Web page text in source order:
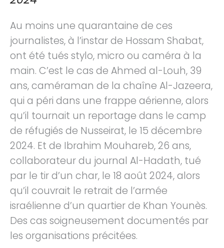
Au moins une quarantaine de ces
journalistes, à l’instar de Hossam Shabat,
ont été tués stylo, micro ou caméra à la
main. C’est le cas de Ahmed al-Louh, 39
ans, caméraman de la chaîne Al-Jazeera,
qui a péri dans une frappe aérienne, alors
qu’il tournait un reportage dans le camp
de réfugiés de Nusseirat, le 15 décembre
2024. Et de Ibrahim Mouhareb, 26 ans,
collaborateur du journal Al-Hadath, tué
par le tir d’un char, le 18 août 2024, alors
qu’il couvrait le retrait de l’armée
israélienne d’un quartier de Khan Younès.
Des cas soigneusement documentés par
les organisations précitées.